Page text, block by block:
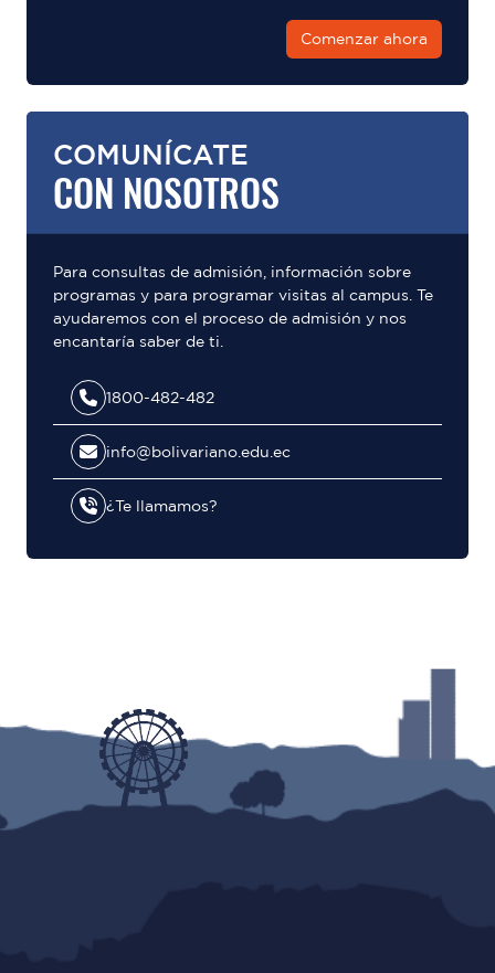
Comenzar ahora
COMUNÍCATE
CON NOSOTROS
Para consultas de admisión, información sobre
programas y para programar visitas al campus. Te
ayudaremos con el proceso de admisión y nos
encantaría saber de ti.
1800-482-482
info@bolivariano.edu.ec
¿Te llamamos?